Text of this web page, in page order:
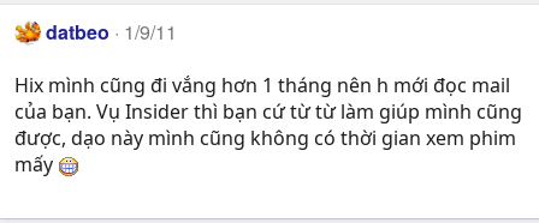
datbeo 1/9/11
Hix mình cũng đi vắng hơn 1 tháng nên h mới đọc mail
của bạn. Vụ Insider thì bạn cứ từ từ làm giúp mình cũng
được, dạo này mình cũng không có thời gian xem phim
mấy